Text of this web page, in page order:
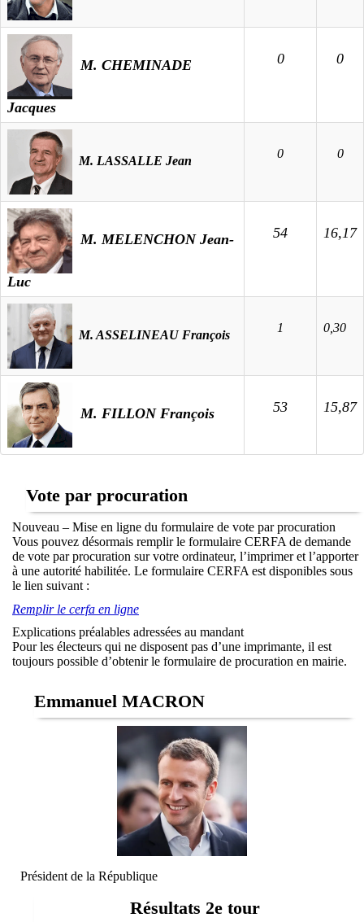
M. CHEMINADE
Jacques
0 0
M. LASSALLE Jean
0 0
M. MELENCHON Jean-
Luc
54 16,17
M. ASSELINEAU François
1 0,30
M. FILLON François 53 15,87
Vote par procuration
Nouveau – Mise en ligne du formulaire de vote par procuration
Vous pouvez désormais remplir le formulaire CERFA de demande
de vote par procuration sur votre ordinateur, l’imprimer et l’apporter
à une autorité habilitée. Le formulaire CERFA est disponibles sous
le lien suivant :
Remplir le cerfa en ligne
Explications préalables adressées au mandant
Pour les électeurs qui ne disposent pas d’une imprimante, il est
toujours possible d’obtenir le formulaire de procuration en mairie.
Emmanuel MACRON
Président de la République
Résultats 2e tour